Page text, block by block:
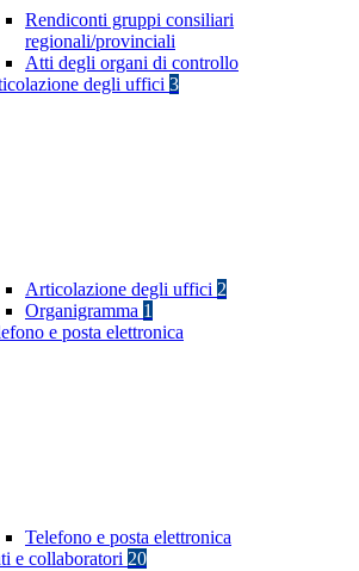
Rendiconti gruppi consiliari
regionali/provinciali
Atti degli organi di controllo
degli uffici 3
Articolazione degli uffici 2
Organigramma 1
e posta elettronica
Telefono e posta elettronica
e collaboratori 20